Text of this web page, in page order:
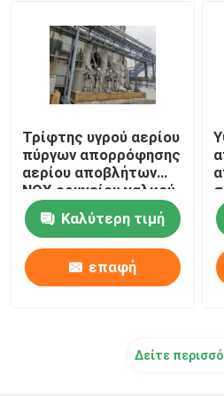
λειώνοντας φούρνος
Λειώνοντας φούρνος
Τρίφτης υγρού αερίου
πύργων απορρόφησης
αερίου αποβλήτων
NOX ορυχείου χαλκού
Καλύτερη τιμή
επαφή
Δείτε